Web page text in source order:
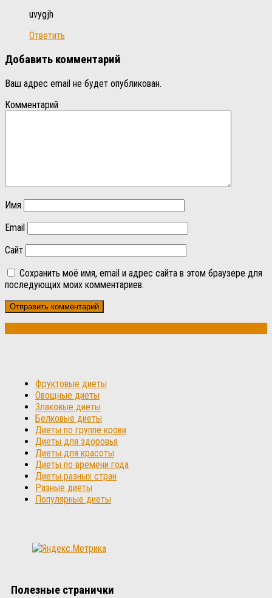
uvygjh
Ответить
Добавить комментарий
Ваш адрес email не будет опубликован.
Комментарий
Имя
Email
Сайт
Сохранить моё имя, email и адрес сайта в этом браузере для
последующих моих комментариев.
Фруктовые диеты
Овощные диеты
Злаковые диеты
Белковые диеты
Диеты по группе крови
Диеты для здоровья
Диеты для красоты
Диеты по времени года
Диеты разных стран
Разные диеты
Популярные диеты
Полезные странички